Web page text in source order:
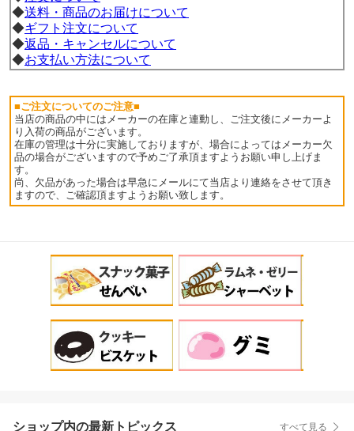
◆送料・商品のお届けについて
◆ギフト注文について
◆返品・キャンセルについて
◆お支払い方法について
■ご注文についてのご注意■
当店の商品の中にはメーカーの在庫と連動し、ご注文後にメーカーよ
り入荷の商品がございます。
在庫の管理は十分に実施しておりますが、場合によってはメーカー欠
品の場合がございますので予めご了承頂ますようお願い申し上げま
す。
尚、欠品があった場合は早急にメールにて当店より連絡をさせて頂き
ますので、ご確認頂ますようお願い致します。
ショップ内の最新トピックス すべて見る